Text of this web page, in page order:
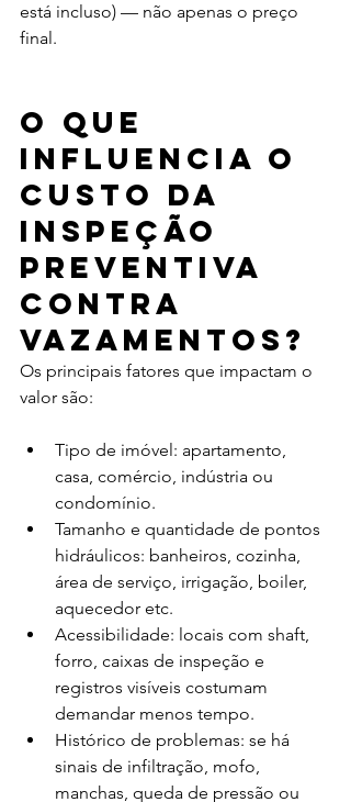
está incluso) — não apenas o preço
final.
O que
influencia o
custo da
inspeção
preventiva
contra
vazamentos?
Os principais fatores que impactam o
valor são:
Tipo de imóvel: apartamento,
casa, comércio, indústria ou
condomínio.
Tamanho e quantidade de pontos
hidráulicos: banheiros, cozinha,
área de serviço, irrigação, boiler,
aquecedor etc.
Acessibilidade: locais com shaft,
forro, caixas de inspeção e
registros visíveis costumam
demandar menos tempo.
Histórico de problemas: se há
sinais de infiltração, mofo,
manchas, queda de pressão ou